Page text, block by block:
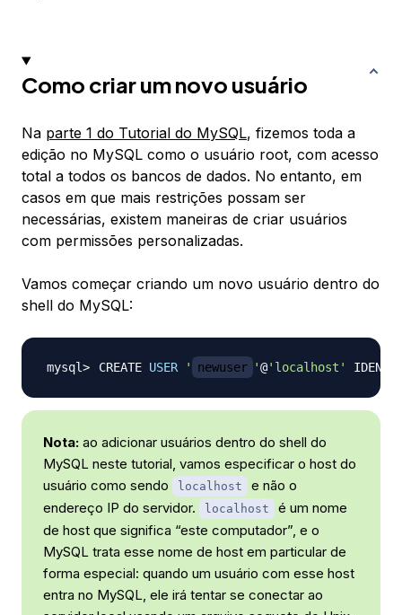
Como criar um novo usuário
Na parte 1 do Tutorial do MySQL, fizemos toda a
edição no MySQL como o usuário root, com acesso
total a todos os bancos de dados. No entanto, em
casos em que mais restrições possam ser
necessárias, existem maneiras de criar usuários
com permissões personalizadas.
Vamos começar criando um novo usuário dentro do
shell do MySQL:
CREATE USER ' newuser '@'localhost'
Nota: ao adicionar usuários dentro do shell do
MySQL neste tutorial, vamos especificar o host do
usuário como sendo
localhost
e não o
endereço IP do servidor.
localhost
é um nome
de host que significa “este computador”, e o
MySQL trata esse nome de host em particular de
forma especial: quando um usuário com esse host
entra no MySQL, ele irá tentar se conectar ao